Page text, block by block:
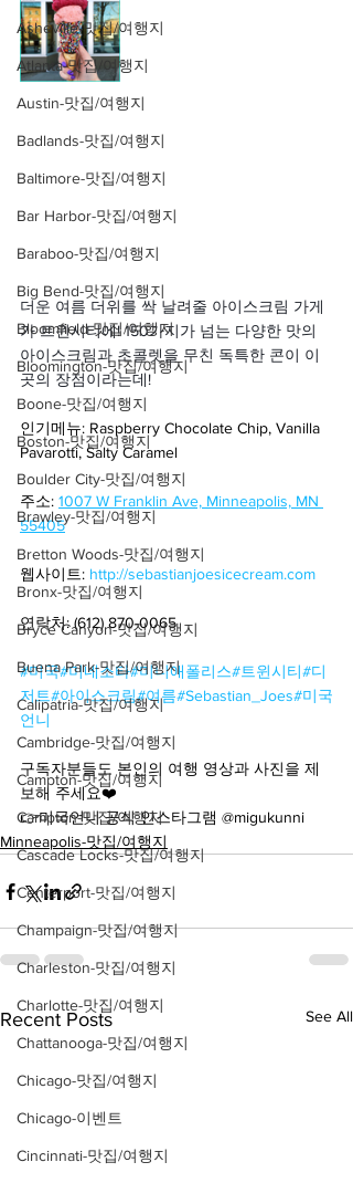
Asheville-맛집/여행지
Atlanta-맛집/여행지
Austin-맛집/여행지
Badlands-맛집/여행지
Baltimore-맛집/여행지
Bar Harbor-맛집/여행지
Baraboo-맛집/여행지
Big Bend-맛집/여행지
Bloomfield-맛집/여행지
Bloomington-맛집/여행지
Boone-맛집/여행지
Boston-맛집/여행지
Boulder City-맛집/여행지
Brawley-맛집/여행지
Bretton Woods-맛집/여행지
Bronx-맛집/여행지
Bryce Canyon-맛집/여행지
Buena Park-맛집/여행지
Calipatria-맛집/여행지
Cambridge-맛집/여행지
Campton-맛집/여행지
Campton-맛집/여행지
Cascade Locks-맛집/여행지
Centerport-맛집/여행지
Champaign-맛집/여행지
Charleston-맛집/여행지
Charlotte-맛집/여행지
Chattanooga-맛집/여행지
Chicago-맛집/여행지
Chicago-이벤트
Cincinnati-맛집/여행지
더운 여름 더위를 싹 날려줄 아이스크림 가게
가 트윈시티에! 150가지가 넘는 다양한 맛의
아이스크림과 초콜렛을 무친 독특한 콘이 이
곳의 장점이라는데!
인기메뉴: Raspberry Chocolate Chip, Vanilla
Pavarotti, Salty Caramel
주소: 1007 W Franklin Ave, Minneapolis, MN
55405
웹사이트: http://sebastianjoesicecream.com
연락처: (612) 870-0065
#미국#미네소타#미니애폴리스#트윈시티#디
저트#아이스크림#여름#Sebastian_Joes#미국
언니
구독자분들도 본인의 여행 영상과 사진을 제
보해 주세요❤️
👉미국언니 공식 인스타그램 @migukunni
Minneapolis-맛집/여행지
Recent Posts See All